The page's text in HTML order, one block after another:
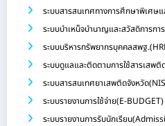
ระบบสารสนเทศทางการศึกษาพิเศษแ
ระบบบำเหน็จบำนาญและสวัสดิการก
ระบบบริหารทรัพยากรบุคคลสพฐ
ระบบดูแลและติดตามการใช้สารเสพ
ระบบสารสนเทศยาเสพติดจังหวัด
ระบบรายงานการใช้จ่าย(E-BUDGET)
ระบบรายงานการรับนักเรียน